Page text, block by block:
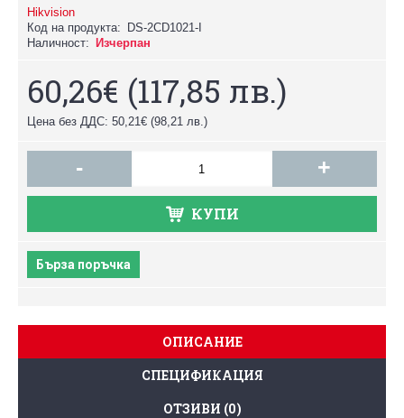
Hikvision
Код на продукта:
DS-2CD1021-I
Наличност:
Изчерпан
60,26€ (117,85 лв.)
Цена без ДДС: 50,21€ (98,21 лв.)
- +
КУПИ
Бърза поръчка
ОПИСАНИЕ
СПЕЦИФИКАЦИЯ
ОТЗИВИ (0)